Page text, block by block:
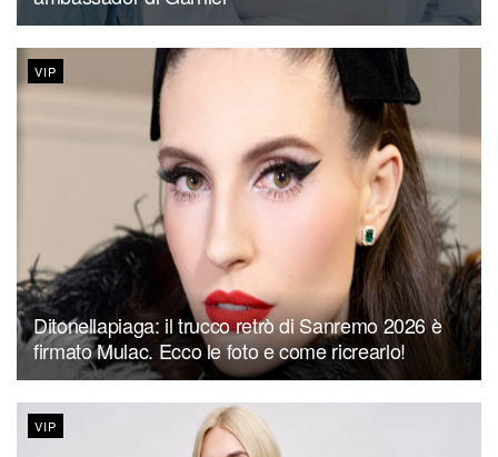
VIP
Ditonellapiaga: il trucco retrò di Sanremo 2026 è
firmato Mulac. Ecco le foto e come ricrearlo!
VIP